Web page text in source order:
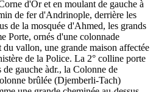
d'Or et en moulant de gauche à
de fer d'Andrinople, derrière les
de la mosquée d'Ahmed, les grands
Porte, ornés d'une colonnade
vallon, une grande maison affectée
de la Police. La 2° colline porte
gauche àdr., la Colonne de
brûlée (Djemberli-Tach)